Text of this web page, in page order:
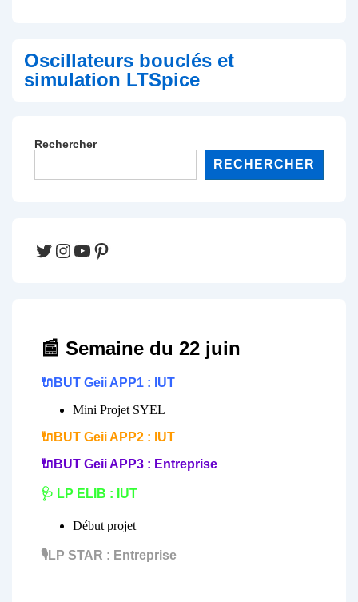
Oscillateurs bouclés et
simulation LTSpice
Rechercher
RECHERCHER
Twitter
Instagram
YouTube
Pinterest